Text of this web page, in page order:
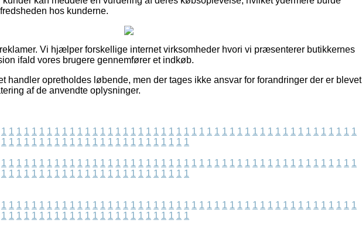
hos kunderne.
Vi hjælper forskellige internet virksomheder hvori vi præsenterer butikkernes
ifald vores brugere gennemfører et indkøb.
handler opretholdes løbende, men der tages ikke ansvar for forandringer der er blevet
af de anvendte oplysninger.
1 1 1 1 1 1 1 1 1 1 1 1 1 1 1 1 1 1 1 1 1 1 1 1 1 1 1 1 1 1 1 1 1 1 1 1 1 1 1 1 1 1 1 1 1 1 1
1 1 1 1 1 1 1 1 1 1 1 1 1 1 1 1 1 1 1 1 1 1 1 1 1
1 1 1 1 1 1 1 1 1 1 1 1 1 1 1 1 1 1 1 1 1 1 1 1 1 1 1 1 1 1 1 1 1 1 1 1 1 1 1 1 1 1 1 1 1 1 1
1 1 1 1 1 1 1 1 1 1 1 1 1 1 1 1 1 1 1 1 1 1 1 1 1
1 1 1 1 1 1 1 1 1 1 1 1 1 1 1 1 1 1 1 1 1 1 1 1 1 1 1 1 1 1 1 1 1 1 1 1 1 1 1 1 1 1 1 1 1 1 1
1 1 1 1 1 1 1 1 1 1 1 1 1 1 1 1 1 1 1 1 1 1 1 1 1